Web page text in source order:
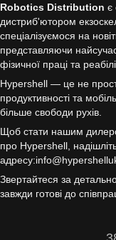
Robotics Distribution є
дистриб'ютором
спеціалізуємося на
представляючи
фізичної праці та
Hypershell — це не
продуктивності та
більше свободи рухів.
Щоб стати нашим
про Hypershell,
Звертайтеся за
завжди готові до